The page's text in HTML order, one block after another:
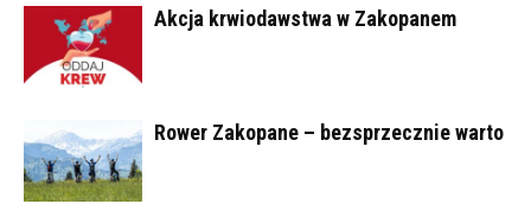
Akcja krwiodawstwa w Zakopanem
Rower Zakopane – bezsprzecznie warto